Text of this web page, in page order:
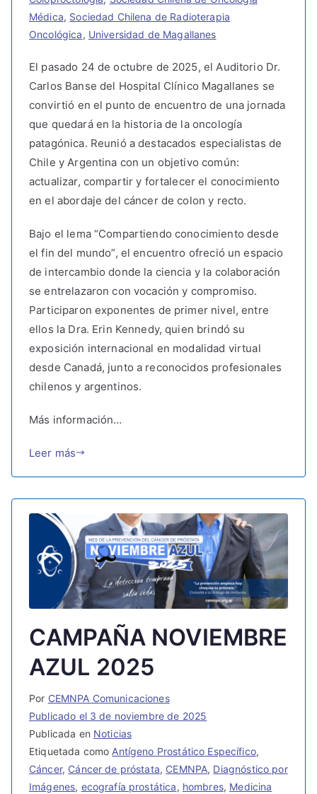
Médica, Sociedad Chilena de Radioterapia
Oncológica, Universidad de Magallanes
El pasado 24 de octubre de 2025, el Auditorio Dr.
Carlos Banse del Hospital Clínico Magallanes se
convirtió en el punto de encuentro de una jornada
que quedará en la historia de la oncología
patagónica. Reunió a destacados especialistas de
Chile y Argentina con un objetivo común:
actualizar, compartir y fortalecer el conocimiento
en el abordaje del cáncer de colon y recto.
Bajo el lema “Compartiendo conocimiento desde
el fin del mundo”, el encuentro ofreció un espacio
de intercambio donde la ciencia y la colaboración
se entrelazaron con vocación y compromiso.
Participaron exponentes de primer nivel, entre
ellos la Dra. Erin Kennedy, quien brindó su
exposición internacional en modalidad virtual
desde Canadá, junto a reconocidos profesionales
chilenos y argentinos.
Más información…
Leer más
CAMPAÑA NOVIEMBRE
AZUL 2025
Por CEMNPA Comunicaciones
Publicado el 3 de noviembre de 2025
Publicada en Noticias
Etiquetada como Antígeno Prostático Específico,
Cáncer, Cáncer de próstata, CEMNPA, Diagnóstico por
Imágenes, ecografía prostática, hombres, Medicina